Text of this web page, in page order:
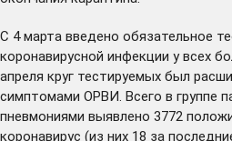
С 4 марта введено обязательное
коронавирусной инфекции у всех
апреля круг тестируемых был
симптомами ОРВИ. Всего в группе
пневмониями выявлено 3772
коронавирус (из них 18 за